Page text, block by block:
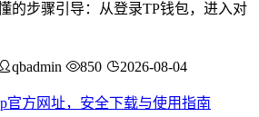
的步骤引导：从登录TP钱包，进入对
qbadmin 850 2026-08-04